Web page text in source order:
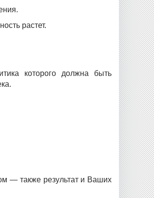
растет.
которого должна быть
— также результат и Ваших